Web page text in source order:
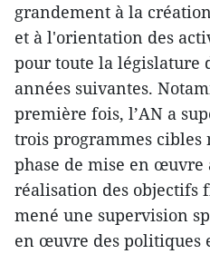
grandement à la
et à l'orientation des
pour toute la législature
années suivantes.
première fois, l’AN a
trois programmes
phase de mise en œuvre
réalisation des objectifs
mené une supervision
en œuvre des politiques